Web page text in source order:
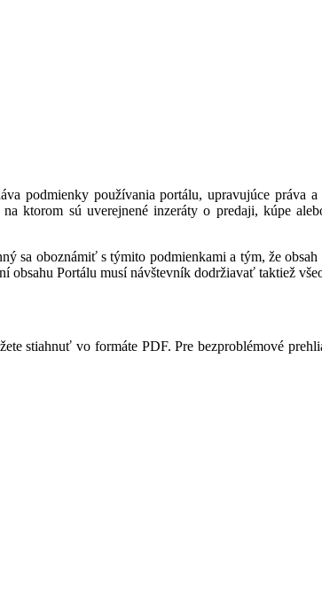
podmienky používania portálu, upravujúce práva
ktorom sú uverejnené inzeráty o predaji, kúpe
sa oboznámiť s týmito podmienkami a tým, že
Portálu musí návštevník dodržiavať taktiež
stiahnuť vo formáte PDF. Pre bezproblémové